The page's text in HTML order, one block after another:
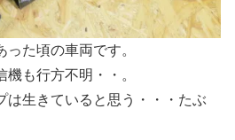
た頃の車両です。
機も行方不明・・。
は生きていると思う・・・たぶ